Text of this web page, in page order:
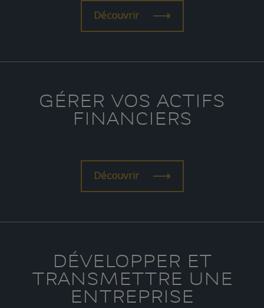
Découvrir
GÉRER VOS ACTIFS
FINANCIERS
Découvrir
DÉVELOPPER ET
TRANSMETTRE UNE
ENTREPRISE